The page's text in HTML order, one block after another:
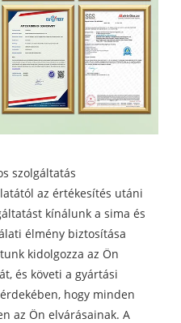
szolgáltatás
az értékesítés utáni
kínálunk a sima és
élmény biztosítása
kidolgozza az Ön
és követi a gyártási
hogy minden
az Ön elvárásainak. A